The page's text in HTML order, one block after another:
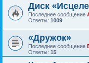
Диск
Последнее сообщение
Ответы: 1009
«Дружок»
Последнее сообщение
Ответы: 15